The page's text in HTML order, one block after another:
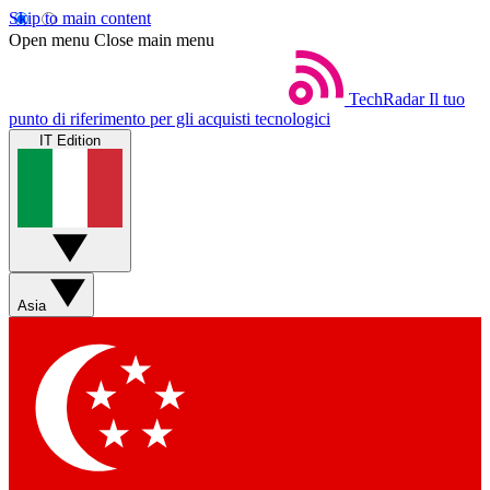
Skip to main content
Open menu Close main menu
TechRadar Il tuo
punto di riferimento per gli acquisti tecnologici
IT Edition
Asia